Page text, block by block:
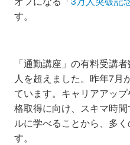
す。
「通勤講座」の有料受講
人を超えました。昨年7月
ています。キャリアアッ
格取得に向け、スキマ時
ルに学べることから、多
す。